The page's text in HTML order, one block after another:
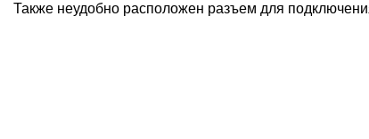
Также неудобно расположен разъем для